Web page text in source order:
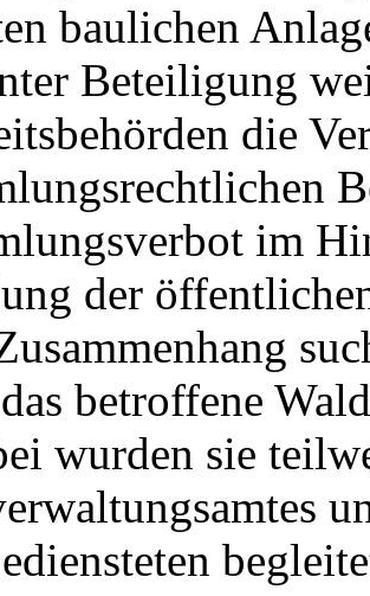
baulichen
Beteiligung
die
im
der
betroffene
wurden sie